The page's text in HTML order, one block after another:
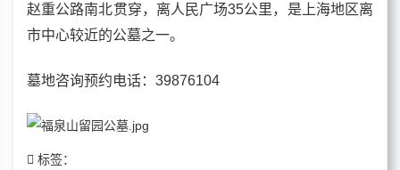
赵重公路南北贯穿，离人民广场35公里，是上海地区离
市中心较近的公墓之一。
墓地咨询预约电话：39876104
标签：